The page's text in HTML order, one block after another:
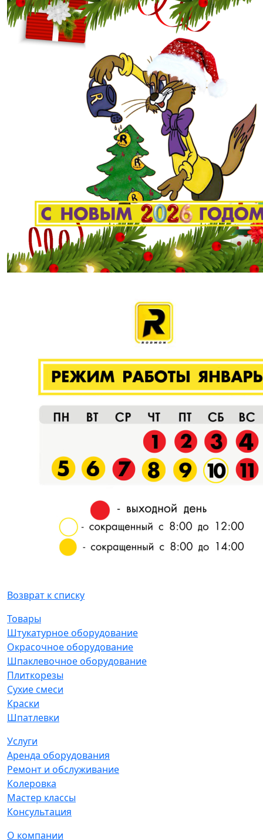
Возврат к списку
Товары
Штукатурное оборудование
Окрасочное оборудование
Шпаклевочное оборудование
Плиткорезы
Сухие смеси
Краски
Шпатлевки
Услуги
Аренда оборудования
Ремонт и обслуживание
Колеровка
Мастер классы
Консультация
О компании